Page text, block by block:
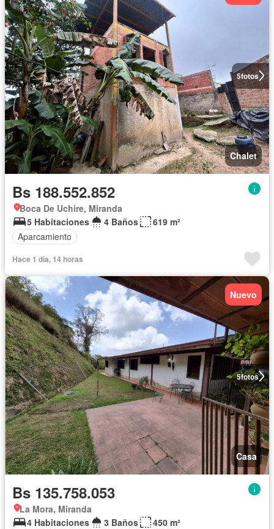
5fotos
Chalet
Bs 188.552.852
Boca De Uchire, Miranda
5 Habitaciones
4 Baños
619 m²
Aparcamiento
Hace 1 día, 14 horas
5fotos
Nuevo
Casa
Bs 135.758.053
La Mora, Miranda
4 Habitaciones
3 Baños 450 m²